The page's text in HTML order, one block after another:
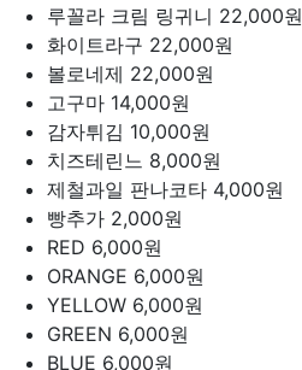
루꼴라 크림 링귀니 22,000원
화이트라구 22,000원
볼로네제 22,000원
고구마 14,000원
감자튀김 10,000원
치즈테린느 8,000원
제철과일 판나코타 4,000원
빵추가 2,000원
RED 6,000원
ORANGE 6,000원
YELLOW 6,000원
GREEN 6,000원
BLUE 6,000원